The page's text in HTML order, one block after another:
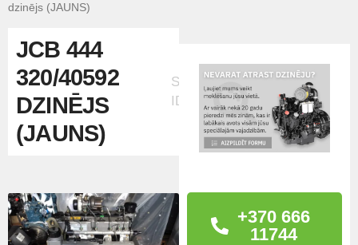
dzinējs (JAUNS)
JCB 444
320/40592
DZINĒJS
(JAUNS)
Sludinājuma
ID:20611
INFORMĀCIJA
Dzinēja numurs:
+370 666
11744